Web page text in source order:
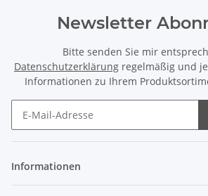
Newsletter
Bitte senden Sie mir
Datenschutzerklärung regelmäßig und
Informationen zu Ihrem
Informationen